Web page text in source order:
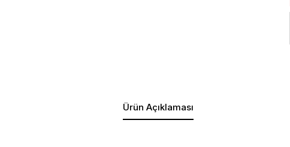
Ürün Açıklaması